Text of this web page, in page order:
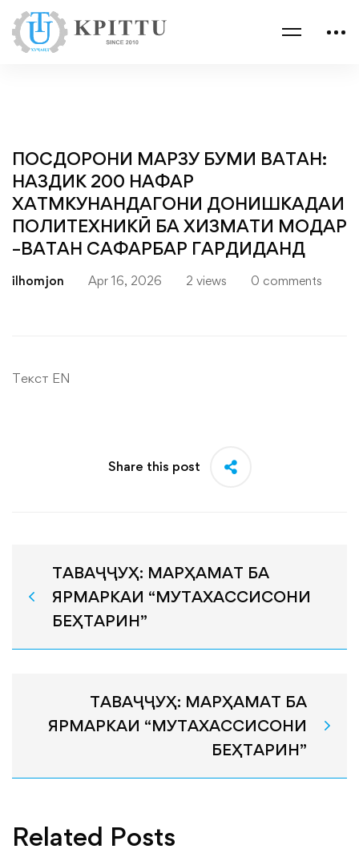
ПОСДОРОНИ МАРЗУ БУМИ ВАТАН:
НАЗДИК 200 НАФАР
ХАТМКУНАНДАГОНИ ДОНИШКАДАИ
ПОЛИТЕХНИКӢ БА ХИЗМАТИ МОДАР
–ВАТАН САФАРБАР ГАРДИДАНД
ilhomjon Apr 16, 2026 2 views 0 comments
Текст EN
Share this post
ТАВАҶҶУҲ: МАРҲАМАТ БА
ЯРМАРКАИ “МУТАХАССИСОНИ
БЕҲТАРИН”
ТАВАҶҶУҲ: МАРҲАМАТ БА
ЯРМАРКАИ “МУТАХАССИСОНИ
БЕҲТАРИН”
Related Posts